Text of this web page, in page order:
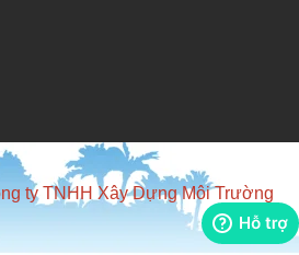
ty TNHH Xây Dựng Môi Trường